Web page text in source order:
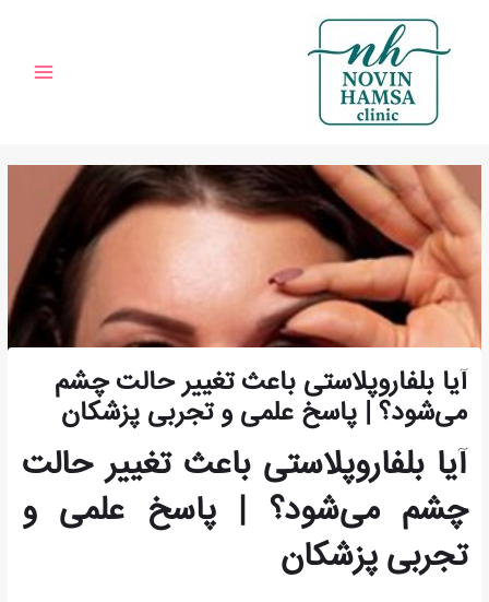
آیا بلفاروپلاستی باعث تغییر حالت چشم
می‌شود؟ | پاسخ علمی و تجربی پزشکان
آیا بلفاروپلاستی باعث تغییر حالت
چشم می‌شود؟ | پاسخ علمی و
تجربی پزشکان
نوشته